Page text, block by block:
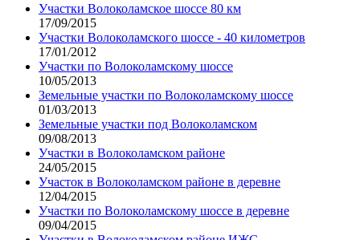
Участки Волоколамское шоссе 80 км
17/09/2015
Участки Волоколамского шоссе - 40 километров
17/01/2012
Участки по Волоколамскому шоссе
10/05/2013
Земельные участки по Волоколамскому шоссе
01/03/2013
Земельные участки под Волоколамском
09/08/2013
Участки в Волоколамском районе
24/05/2015
Участок в Волоколамском районе в деревне
12/04/2015
Участки по Волоколамскому шоссе в деревне
09/04/2015